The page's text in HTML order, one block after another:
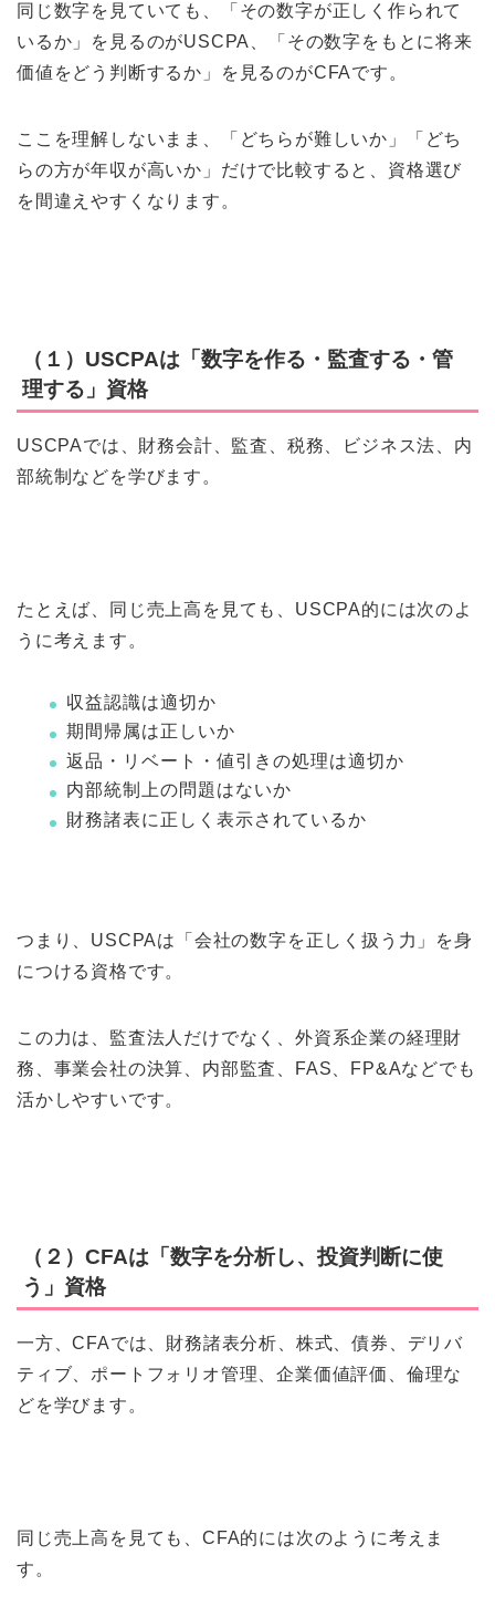
同じ数字を見ていても、「その数字が正しく作られて
いるか」を見るのがUSCPA、「その数字をもとに将来
価値をどう判断するか」を見るのがCFAです。
ここを理解しないまま、「どちらが難しいか」「どち
らの方が年収が高いか」だけで比較すると、資格選び
を間違えやすくなります。
（１）USCPAは「数字を作る・監査する・管
理する」資格
USCPAでは、財務会計、監査、税務、ビジネス法、内
部統制などを学びます。
たとえば、同じ売上高を見ても、USCPA的には次のよ
うに考えます。
収益認識は適切か
期間帰属は正しいか
返品・リベート・値引きの処理は適切か
内部統制上の問題はないか
財務諸表に正しく表示されているか
つまり、USCPAは「会社の数字を正しく扱う力」を身
につける資格です。
この力は、監査法人だけでなく、外資系企業の経理財
務、事業会社の決算、内部監査、FAS、FP&Aなどでも
活かしやすいです。
（２）CFAは「数字を分析し、投資判断に使
う」資格
一方、CFAでは、財務諸表分析、株式、債券、デリバ
ティブ、ポートフォリオ管理、企業価値評価、倫理な
どを学びます。
同じ売上高を見ても、CFA的には次のように考えま
す。